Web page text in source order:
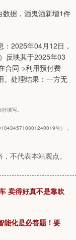
据，酒鬼酒新增1件
2025年04月12日，
反映其于2025年03
合同->利用预付费
。处理结果：一方无
填写。
号），
不代表本站观点。
卖得好真不是靠吹
能化是必答题！要